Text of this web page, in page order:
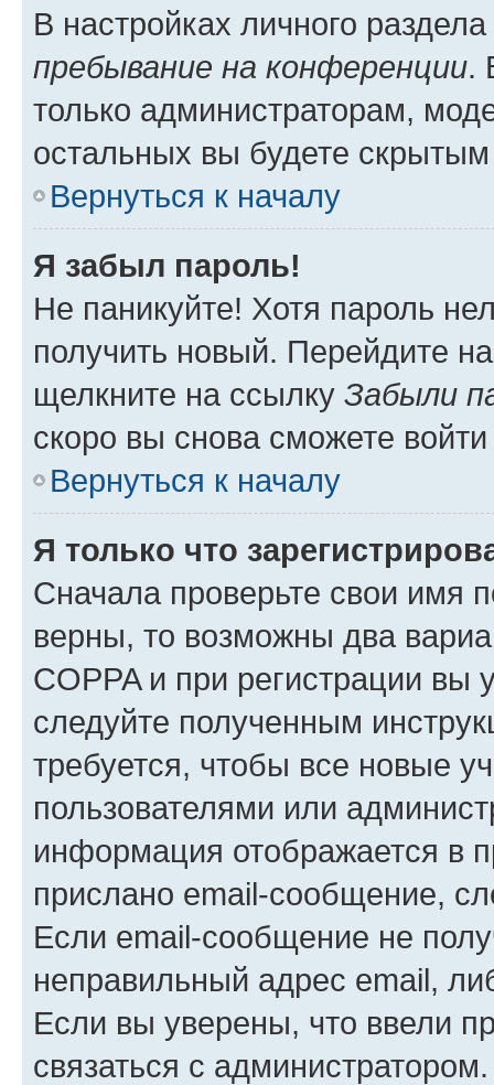
В настройках личного
пребывание на конференции.
только администраторам,
остальных вы будете
Вернуться к началу
Я забыл пароль!
Не паникуйте! Хотя пароль
получить новый. Перейдите
щелкните на ссылку Забыли
скоро вы снова сможете
Вернуться к началу
Я только что
Сначала проверьте свои имя
верны, то возможны два
COPPA и при регистрации вы
следуйте полученным
требуется, чтобы все новые
пользователями или
информация отображается в
прислано email-сообщение,
Если email-сообщение не
неправильный адрес email,
Если вы уверены, что ввели
связаться с администратором.